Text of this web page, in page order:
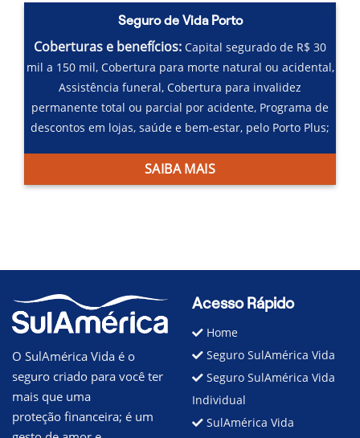
Seguro de Vida Porto
Coberturas e benefícios: Capital segurado de R$ 30
mil a 150 mil, Cobertura para morte natural ou acidental,
Assistência funeral,Cobertura para invalidez
permanente total ou parcial por acidente, Programa de
descontos em lojas, saúde e bem-estar, pelo Porto Plus;
SAIBA MAIS
O SulAmérica Vida é o
seguro criado para você ter
mais que uma
proteção financeira; é um
Acesso Rápido
Home
Seguro SulAmérica Vida
Seguro SulAmérica Vida
Individual
SulAmérica Vida